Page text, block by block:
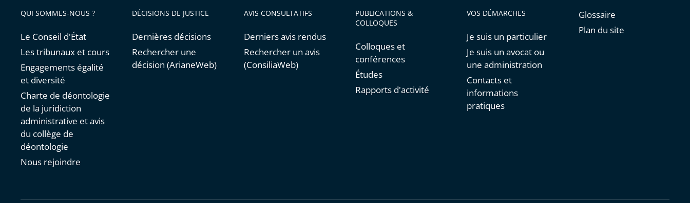
QUI SOMMES-NOUS ?
Le Conseil d'État
Les tribunaux et cours
Engagements égalité
et diversité
Charte de déontologie
de la juridiction
administrative et avis
du collège de
déontologie
Nous rejoindre
DÉCISIONS DE JUSTICE
Dernières décisions
Rechercher une
décision (ArianeWeb)
AVIS CONSULTATIFS
Derniers avis rendus
Rechercher un avis
(ConsiliaWeb)
PUBLICATIONS &
COLLOQUES
Colloques et
conférences
Études
Rapports d'activité
VOS DÉMARCHES
Je suis un particulier
Je suis un avocat ou
une administration
Contacts et
informations
pratiques
Glossaire
Plan du site